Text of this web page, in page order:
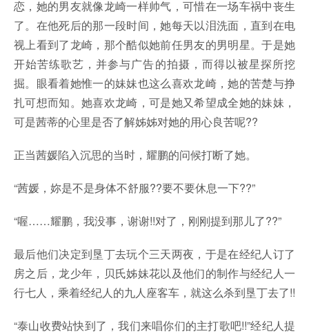
恋，她的男友就像龙崎一样帅气，可惜在一场车祸中丧生
了。在他死后的那一段时间，她每天以泪洗面，直到在电
视上看到了龙崎，那个酷似她前任男友的男明星。于是她
开始苦练歌艺，并参与广告的拍摄，而得以被星探所挖
掘。眼看着她惟一的妹妹也这么喜欢龙崎，她的苦楚与挣
扎可想而知。她喜欢龙崎，可是她又希望成全她的妹妹，
可是茜蒂的心里是否了解姊姊对她的用心良苦呢??
正当茜媛陷入沉思的当时，耀鹏的问候打断了她。
“茜媛，妳是不是身体不舒服??要不要休息一下??”
“喔……耀鹏，我没事，谢谢!!对了，刚刚提到那儿了??”
最后他们决定到垦丁去玩个三天两夜，于是在经纪人订了
房之后，龙少年，贝氏姊妹花以及他们的制作与经纪人一
行七人，乘着经纪人的九人座客车，就这么杀到垦丁去了!!
“泰山收费站快到了，我们来唱你们的主打歌吧!!”经纪人提